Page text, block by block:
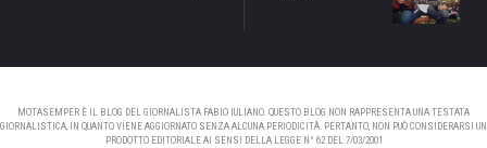
MOTASEMPER È IL BLOG DEL GIORNALISTA FABIO IULIANO. QUESTO BLOG NON RAPPRESENTA UNA TESTATA
GIORNALISTICA, IN QUANTO VIENE AGGIORNATO SENZA ALCUNA PERIODICITÀ. PERTANTO, NON PUÒ CONSIDERARSI UN
PRODOTTO EDITORIALE AI SENSI DELLA LEGGE N° 62 DEL 7/03/2001